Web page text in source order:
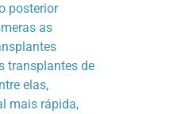
posterior
as
transplantes de
elas,
mais rápida,